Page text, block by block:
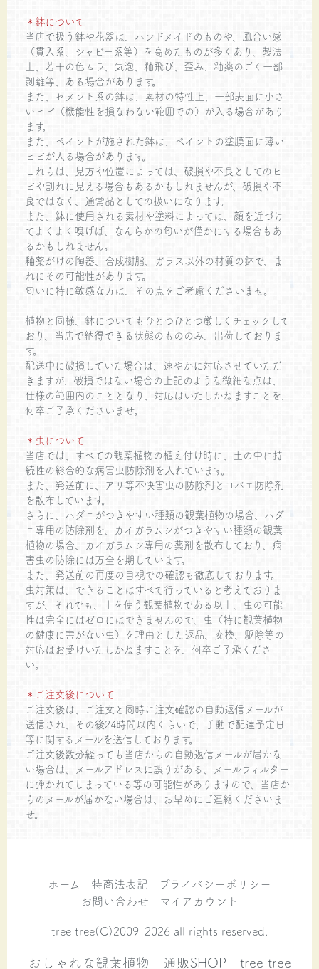
＊鉢について
当店で扱う鉢や花器は、ハンドメイドのものや、風合い感
（貫入系、シャビー系等）を高めたものが多くあり、製法
上、若干の色ムラ、気泡、釉飛び、歪み、釉薬のごく一部
剥離等、ある場合があります。
また、セメント系の鉢は、素材の特性上、一部表面に小さ
いヒビ（機能性を損なわない範囲での）が入る場合があり
ます。
また、ペイントが施された鉢は、ペイントの塗膜面に薄い
ヒビが入る場合があります。
これらは、見方や位置によっては、破損や不良としてのヒ
ビや割れに見える場合もあるかもしれませんが、破損や不
良ではなく、通常品としての扱いになります。
また、鉢に使用される素材や塗料によっては、顔を近づけ
てよくよく嗅げば、なんらかの匂いが僅かにする場合もあ
るかもしれません。
釉薬がけの陶器、合成樹脂、ガラス以外の材質の鉢で、ま
れにその可能性があります。
匂いに特に敏感な方は、その点をご考慮くださいませ。
植物と同様、鉢についてもひとつひとつ厳しくチェックして
おり、当店で納得できる状態のもののみ、出荷しておりま
す。
配送中に破損していた場合は、速やかに対応させていただ
きますが、破損ではない場合の上記のような微細な点は、
仕様の範囲内のこととなり、対応はいたしかねますことを、
何卒ご了承くださいませ。
＊虫について
当店では、すべての観葉植物の植え付け時に、土の中に持
続性の総合的な病害虫防除剤を入れています。
また、発送前に、アリ等不快害虫の防除剤とコバエ防除剤
を散布しています。
さらに、ハダニがつきやすい種類の観葉植物の場合、ハダ
ニ専用の防除剤を、カイガラムシがつきやすい種類の観葉
植物の場合、カイガラムシ専用の薬剤を散布しており、病
害虫の防除には万全を期しています。
また、発送前の再度の目視での確認も徹底しております。
虫対策は、できることはすべて行っていると考えておりま
すが、それでも、土を使う観葉植物である以上、虫の可能
性は完全にはゼロにはできませんので、虫（特に観葉植物
の健康に害がない虫）を理由とした返品、交換、駆除等の
対応はお受けいたしかねますことを、何卒ご了承くださ
い。
＊ご注文後について
ご注文後は、ご注文と同時に注文確認の自動返信メールが
送信され、その後24時間以内くらいで、手動で配達予定日
等に関するメールを送信しております。
ご注文後数分経っても当店からの自動返信メールが届かな
い場合は、メールアドレスに誤りがある、メールフィルター
に弾かれてしまっている等の可能性がありますので、当店か
らのメールが届かない場合は、お早めにご連絡くださいま
せ。
ホーム 特商法表記
プライバシーポリシー
お問い合わせ
マイアカウント
tree tree(C)2009-2026 all rights reserved.
おしゃれな観葉植物 通販SHOP tree tree